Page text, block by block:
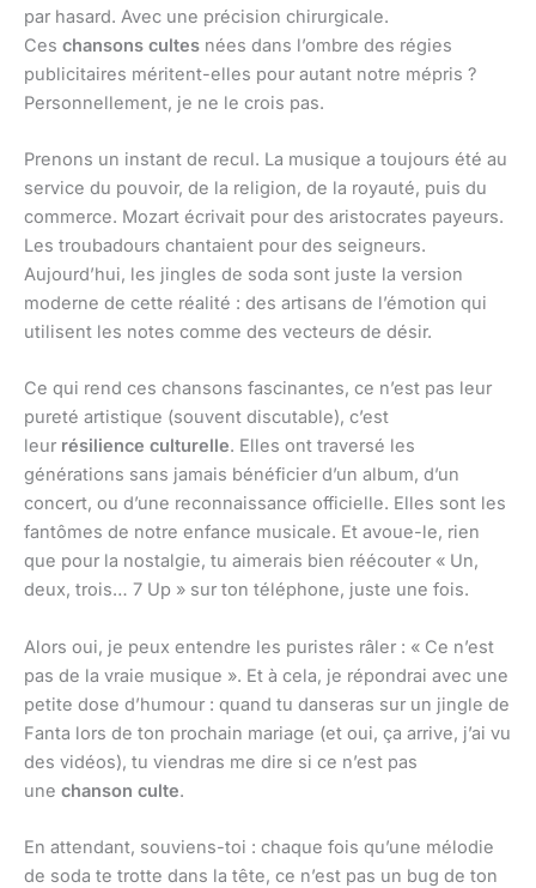
par hasard. Avec une précision chirurgicale.
Ces chansons cultes nées dans l’ombre des régies
publicitaires méritent-elles pour autant notre mépris ?
Personnellement, je ne le crois pas.
Prenons un instant de recul. La musique a toujours été au
service du pouvoir, de la religion, de la royauté, puis du
commerce. Mozart écrivait pour des aristocrates payeurs.
Les troubadours chantaient pour des seigneurs.
Aujourd’hui, les jingles de soda sont juste la version
moderne de cette réalité : des artisans de l’émotion qui
utilisent les notes comme des vecteurs de désir.
Ce qui rend ces chansons fascinantes, ce n’est pas leur
pureté artistique (souvent discutable), c’est
leur résilience culturelle. Elles ont traversé les
générations sans jamais bénéficier d’un album, d’un
concert, ou d’une reconnaissance officielle. Elles sont les
fantômes de notre enfance musicale. Et avoue-le, rien
que pour la nostalgie, tu aimerais bien réécouter « Un,
deux, trois… 7 Up » sur ton téléphone, juste une fois.
Alors oui, je peux entendre les puristes râler : « Ce n’est
pas de la vraie musique ». Et à cela, je répondrai avec une
petite dose d’humour : quand tu danseras sur un jingle de
Fanta lors de ton prochain mariage (et oui, ça arrive, j’ai vu
des vidéos), tu viendras me dire si ce n’est pas
une chanson culte.
En attendant, souviens-toi : chaque fois qu’une mélodie
de soda te trotte dans la tête, ce n’est pas un bug de ton